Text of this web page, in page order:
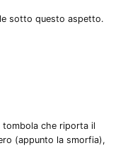
sotto questo aspetto.
tombola che riporta il
(appunto la smorfia),